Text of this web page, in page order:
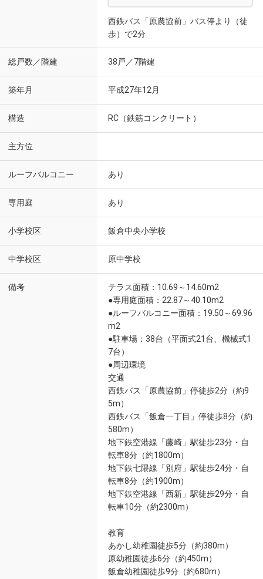
西鉄バス「原農協前」バス停より（徒
歩）で2分
総戸数／階建 38戸／7階建
築年月 平成27年12月
構造 RC（鉄筋コンクリート）
主方位
ルーフバルコニー あり
専用庭 あり
小学校区 飯倉中央小学校
中学校区 原中学校
備考
テラス面積：10.69～14.60m2
●専用庭面積：22.87～40.10m2
●ルーフバルコニー面積：19.50～69.96
m2
●駐車場：38台（平面式21台、機械式1
7台）
●周辺環境
交通
西鉄バス「原農協前」停徒歩2分（約9
5m）
西鉄バス「飯倉一丁目」停徒歩8分（約
580m）
地下鉄空港線「藤崎」駅徒歩23分・自
転車8分（約1800m）
地下鉄七隈線「別府」駅徒歩24分・自
転車8分（約1900m）
地下鉄空港線「西新」駅徒歩29分・自
転車10分（約2300m）
教育
あかし幼稚園徒歩5分（約380m）
原幼稚園徒歩6分（約450m）
飯倉幼稚園徒歩9分（約680m）